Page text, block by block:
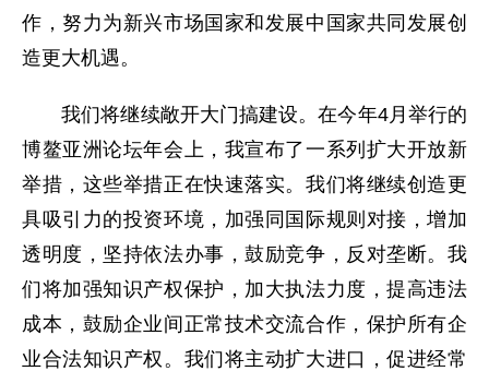
作，努力为新兴市场国家和发展中国家共同发展创
造更大机遇。
我们将继续敞开大门搞建设。在今年4月举行的
博鳌亚洲论坛年会上，我宣布了一系列扩大开放新
举措，这些举措正在快速落实。我们将继续创造更
具吸引力的投资环境，加强同国际规则对接，增加
透明度，坚持依法办事，鼓励竞争，反对垄断。我
们将加强知识产权保护，加大执法力度，提高违法
成本，鼓励企业间正常技术交流合作，保护所有企
业合法知识产权。我们将主动扩大进口，促进经常